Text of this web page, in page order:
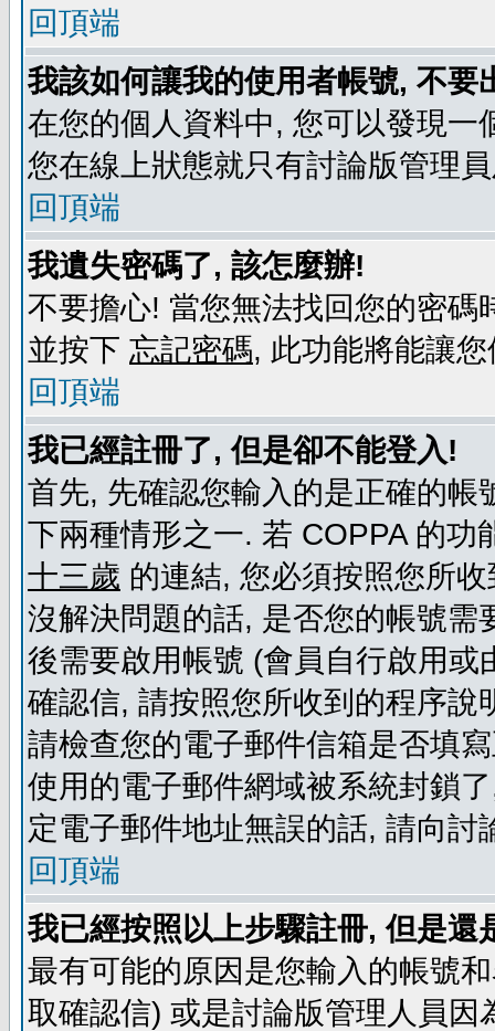
回頂端
我該如何讓我的使用者帳號, 不
在您的個人資料中, 您可以發現一
您在線上狀態就只有討論版管理
回頂端
我遺失密碼了, 該怎麼辦!
不要擔心! 當您無法找回您的密
並按下 忘記密碼, 此功能將能讓
回頂端
我已經註冊了, 但是卻不能登入!
首先, 先確認您輸入的是正確的
下兩種情形之一. 若 COPPA 的
十三歲 的連結, 您必須按照您所
沒解決問題的話, 是否您的帳號
後需要啟用帳號 (會員自行啟用
確認信, 請按照您所收到的程序
請檢查您的電子郵件信箱是否填
使用的電子郵件網域被系統封鎖
定電子郵件地址無誤的話, 請向
回頂端
我已經按照以上步驟註冊, 但是還
最有可能的原因是您輸入的帳號
取確認信) 或是討論版管理人員